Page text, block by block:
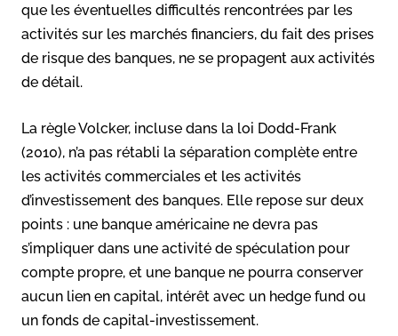
que les éventuelles difficultés rencontrées par les
activités sur les marchés financiers, du fait des prises
de risque des banques, ne se propagent aux activités
de détail.
La règle Volcker, incluse dans la loi Dodd-Frank
(2010), n’a pas rétabli la séparation complète entre
les activités commerciales et les activités
d’investissement des banques. Elle repose sur deux
points : une banque américaine ne devra pas
s’impliquer dans une activité de spéculation pour
compte propre, et une banque ne pourra conserver
aucun lien en capital, intérêt avec un hedge fund ou
un fonds de capital-investissement.